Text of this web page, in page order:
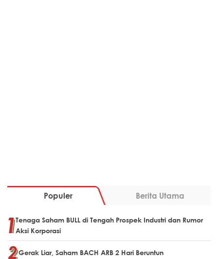
Populer Berita Utama
Tenaga Saham BULL di Tengah Prospek Industri dan Rumor
Aksi Korporasi
Gerak Liar, Saham BACH ARB 2 Hari Beruntun